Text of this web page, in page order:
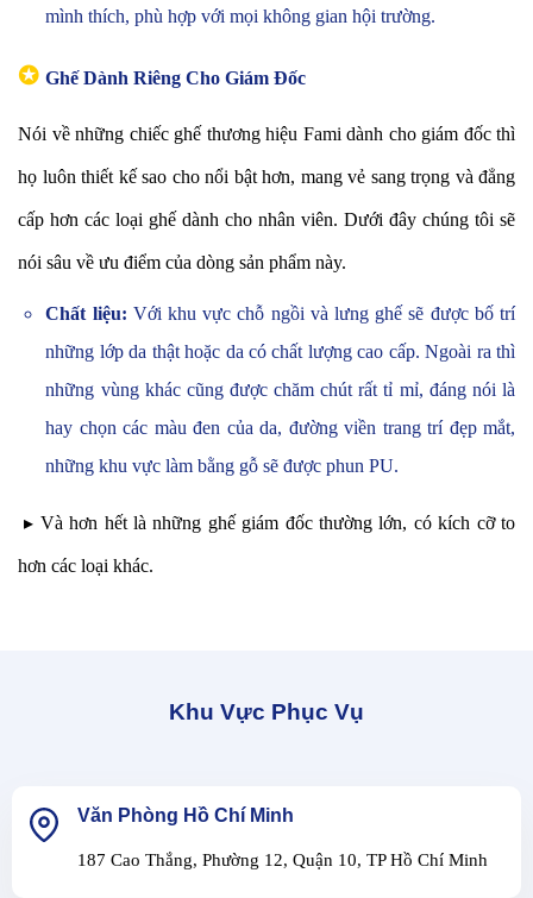
mình thích, phù hợp với mọi không gian hội trường.
✪ Ghế Dành Riêng Cho Giám Đốc
Nói về những chiếc ghế thương hiệu Fami dành cho giám đốc thì
họ luôn thiết kế sao cho nổi bật hơn, mang vẻ sang trọng và đẳng
cấp hơn các loại ghế dành cho nhân viên. Dưới đây chúng tôi sẽ
nói sâu về ưu điểm của dòng sản phẩm này.
Chất liệu: Với khu vực chỗ ngồi và lưng ghế sẽ được bố trí
những lớp da thật hoặc da có chất lượng cao cấp. Ngoài ra thì
những vùng khác cũng được chăm chút rất tỉ mỉ, đáng nói là
hay chọn các màu đen của da, đường viền trang trí đẹp mắt,
những khu vực làm bằng gỗ sẽ được phun PU.
▸ Và hơn hết là những ghế giám đốc thường lớn, có kích cỡ to
hơn các loại khác.
Khu Vực Phục Vụ
Văn Phòng Hồ Chí Minh
187 Cao Thắng, Phường 12, Quận 10, TP Hồ Chí Minh